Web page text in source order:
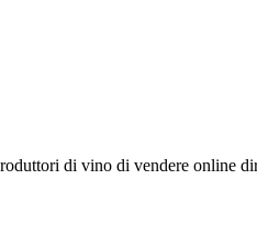
di vino di vendere online